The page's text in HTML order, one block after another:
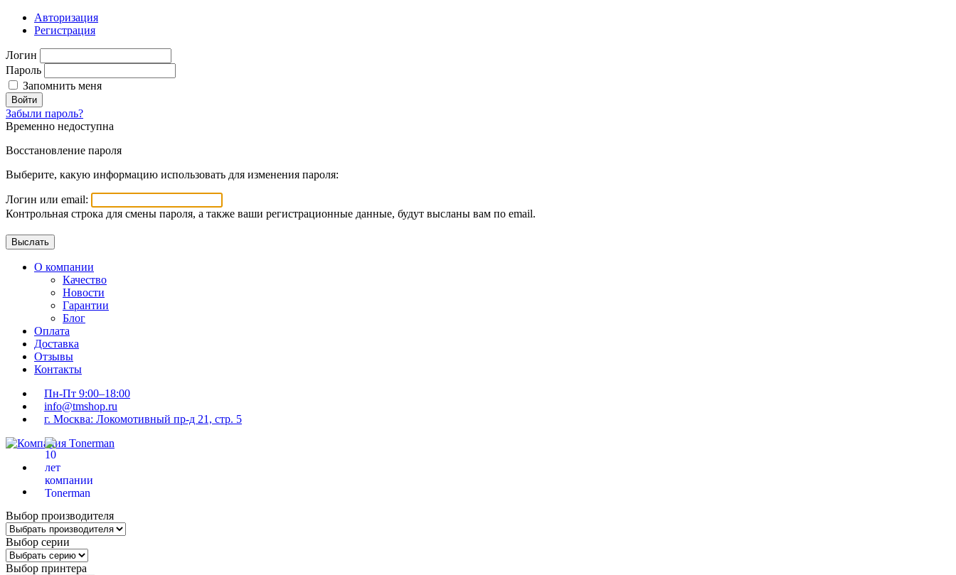
Авторизация
Регистрация
Логин
Пароль
Запомнить меня
Войти
Забыли пароль?
Временно недоступна
Восстановление пароля
Выберите, какую информацию использовать для изменения пароля:
Логин или email:
Контрольная строка для смены пароля, а также ваши регистрационные данные, будут высланы вам по email.
О компании
Качество
Новости
Гарантии
Блог
Оплата
Доставка
Отзывы
Контакты
Пн-Пт 9:00–18:00
info@tmshop.ru
г. Москва: Локомотивный пр-д 21, стр. 5
Выбор производителя
Выбор серии
Выбор принтера